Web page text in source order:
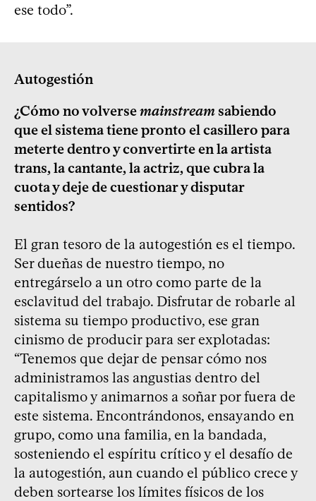
ese todo”.
Autogestión
¿Cómo no volversemainstreamsabiendo
que el sistema tiene pronto el casillero para
meterte dentro y convertirte en la artista
trans, la cantante, la actriz, que cubra la
cuota y deje de cuestionar y disputar
sentidos?
El gran tesoro de la autogestión es el tiempo.
Ser dueñas de nuestro tiempo, no
entregárselo a un otro como parte de la
esclavitud del trabajo. Disfrutar de robarle al
sistema su tiempo productivo, ese gran
cinismo de producir para ser explotadas:
“Tenemos que dejar de pensar cómo nos
administramos las angustias dentro del
capitalismo y animarnos a soñar por fuera de
este sistema. Encontrándonos, ensayando en
grupo, como una familia, en la bandada,
sosteniendo el espíritu crítico y el desafío de
la autogestión, aun cuando el público crece y
deben sortearse los límites físicos de los